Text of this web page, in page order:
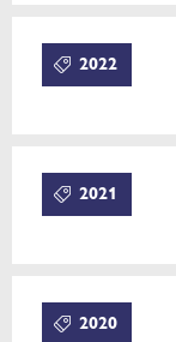
2022
2021
2020